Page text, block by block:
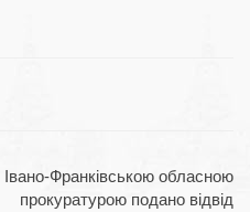
Івано-Франківською обласною
прокуратурою подано відвід